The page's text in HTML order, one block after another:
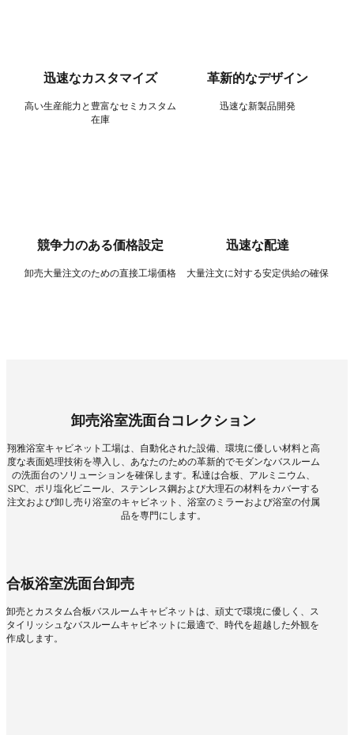
迅速なカスタマイズ
高い生産能力と豊富なセミカスタム
在庫
革新的なデザイン
迅速な新製品開発
競争力のある価格設定
卸売大量注文のための直接工場価格
迅速な配達
大量注文に対する安定供給の確保
卸売浴室洗面台コレクション
翔雅浴室キャビネット工場は、自動化された設備、環境に優しい材料と高
度な表面処理技術を導入し、あなたのための革新的でモダンなバスルーム
の洗面台のソリューションを確保します。私達は合板、アルミニウム、
SPC、ポリ塩化ビニール、ステンレス鋼および大理石の材料をカバーする
注文および卸し売り浴室のキャビネット、浴室のミラーおよび浴室の付属
品を専門にします。
合板浴室洗面台卸売
卸売とカスタム合板バスルームキャビネットは、頑丈で環境に優しく、ス
タイリッシュなバスルームキャビネットに最適で、時代を超越した外観を
作成します。